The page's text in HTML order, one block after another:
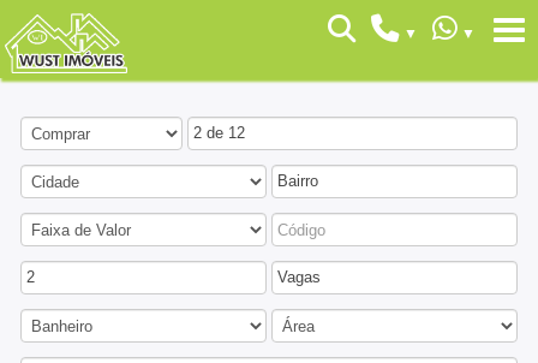
2 de 12
Bairro
2 Vagas